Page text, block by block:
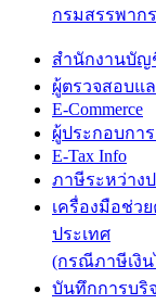
กรมสรรพากร
สำนักงานบั
ผู้ตรวจสอบแ
E-Commerce
ผู้ประกอบการ
E-Tax Info
ภาษีระหว่าง
เครื่องมือช่ว
ประเทศ
(กรณีภาษีเงิ
บันทึกการบริจ